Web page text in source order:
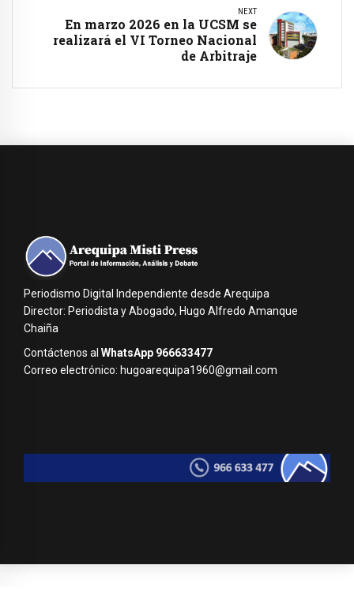
NEXT
En marzo 2026 en la UCSM se
realizará el VI Torneo Nacional
de Arbitraje
Periodismo Digital Independiente desde Arequipa
Director: Periodista y Abogado, Hugo Alfredo Amanque
Chaiña
Contáctenos al WhatsApp 966633477
Correo electrónico: hugoarequipa1960@gmail.com